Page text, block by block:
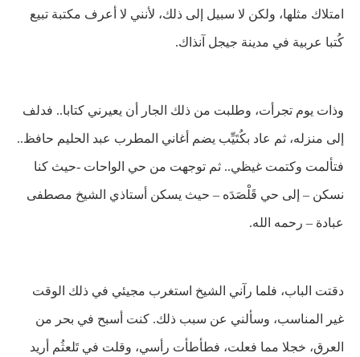
امتلاك مثلها، ولكن لا سبيل إلى ذلك، لأنني لا أعرف مكتبة تبيع
كُتبا عربية في مدينة جيجل آنذاك.
وذات يوم تجرأت، وطلبت من ذلك الجار أن يعيرني كتابا.. فدلف
إلى منزله، ثم عاد بكُتَيِّب يضم أغاني المطرب عبد الحليم حافظ..
فتألمت وكتمت غيظي.. ثم توجهت من حي الواحات -حيث كنا
نسكن – إلى حي قَلْصَدَه – حيث يسكن أستاذي الشيخ مصطفى
عبادة – رحمه الله.
دقتت الباب، فلما رآني الشيخ استغرب مجيئي في ذلك الوقت
غير المناسب، وسألني عن سبب ذلك. كنت أسبح في بحر من
العرق، خجلا مما فعلت، فطأطأت رأسي، وقلت في تَلعثُم أريد